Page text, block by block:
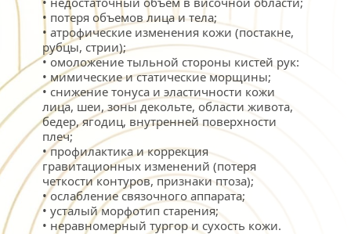
• потеря объемов лица и тела;
• атрофические изменения кожи (постакне,
рубцы, стрии);
• омоложение тыльной стороны кистей рук:
• мимические и статические морщины;
• снижение тонуса и эластичности кожи
лица, шеи, зоны декольте, области живота,
бедер, ягодиц, внутренней поверхности
плеч;
• профилактика и коррекция
гравитационных изменений (потеря
четкости контуров, признаки птоза);
• ослабление связочного аппарата;
• усталый морфотип старения;
• неравномерный тургор и сухость кожи.